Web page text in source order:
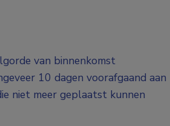
van binnenkomst
10 dagen voorafgaand aan
niet meer geplaatst kunnen